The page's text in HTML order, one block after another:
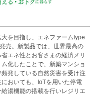
を目指し、エネファームtype
売。新製品では、世界最高の
エネ性とお客さまの経済メリ
化したことで、新築マンショ
発している自然災害を受け注
おいても、IoTを用いた停電
湯機能の搭載を行いレジリエ